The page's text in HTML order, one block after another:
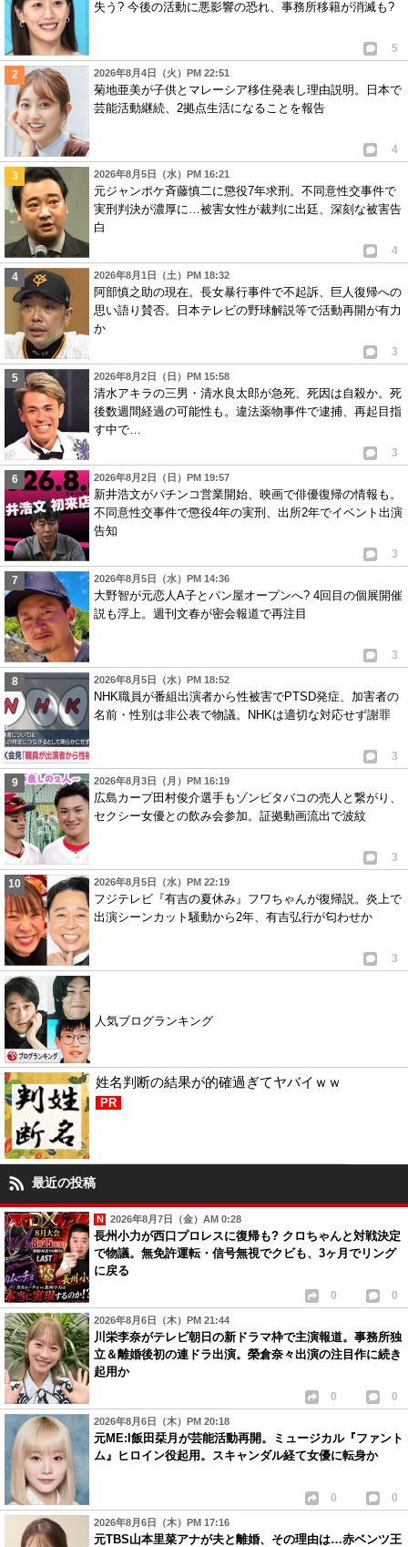
失う? 今後の活動に悪影響の恐れ、事務所移籍が消滅も?
5
2026年8月4日（火）PM 22:51
菊地亜美が子供とマレーシア移住発表し理由説明。日本で
芸能活動継続、2拠点生活になることを報告
4
2026年8月5日（水）PM 16:21
元ジャンポケ斉藤慎二に懲役7年求刑。不同意性交事件で
実刑判決が濃厚に…被害女性が裁判に出廷、深刻な被害告
白
4
2026年8月1日（土）PM 18:32
阿部慎之助の現在。長女暴行事件で不起訴、巨人復帰への
思い語り賛否。日本テレビの野球解説等で活動再開が有力
か
3
2026年8月2日（日）PM 15:58
清水アキラの三男・清水良太郎が急死、死因は自殺か。死
後数週間経過の可能性も。違法薬物事件で逮捕、再起目指
す中で…
3
2026年8月2日（日）PM 19:57
新井浩文がパチンコ営業開始、映画で俳優復帰の情報も。
不同意性交事件で懲役4年の実刑、出所2年でイベント出演
告知
3
2026年8月5日（水）PM 14:36
大野智が元恋人A子とパン屋オープンへ? 4回目の個展開催
説も浮上。週刊文春が密会報道で再注目
3
2026年8月5日（水）PM 18:52
NHK職員が番組出演者から性被害でPTSD発症、加害者の
名前・性別は非公表で物議。NHKは適切な対応せず謝罪
3
2026年8月3日（月）PM 16:19
広島カープ田村俊介選手もゾンビタバコの売人と繋がり、
セクシー女優との飲み会参加。証拠動画流出で波紋
3
2026年8月5日（水）PM 22:19
フジテレビ『有吉の夏休み』フワちゃんが復帰説。炎上で
出演シーンカット騒動から2年、有吉弘行が匂わせか
3
人気ブログランキング
姓名判断の結果が的確過ぎてヤバイｗｗ
PR
最近の投稿
2026年8月7日（金）AM 0:28
長州小力が西口プロレスに復帰も? クロちゃんと対戦決定
で物議。無免許運転・信号無視でクビも、3ヶ月でリング
に戻る
0 0
2026年8月6日（木）PM 21:44
川栄李奈がテレビ朝日の新ドラマ枠で主演報道。事務所独
立＆離婚後初の連ドラ出演。榮倉奈々出演の注目作に続き
起用か
0 0
2026年8月6日（木）PM 20:18
元ME:I飯田栞月が芸能活動再開。ミュージカル『ファント
ム』ヒロイン役起用。スキャンダル経て女優に転身か
0 0
2026年8月6日（木）PM 17:16
元TBS山本里菜アナが夫と離婚、その理由は…赤ベンツ王